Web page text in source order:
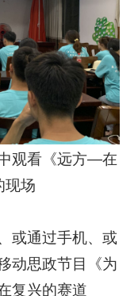
观看《远方—在
现场
或通过手机、或
动思政节目《为
复兴的赛道